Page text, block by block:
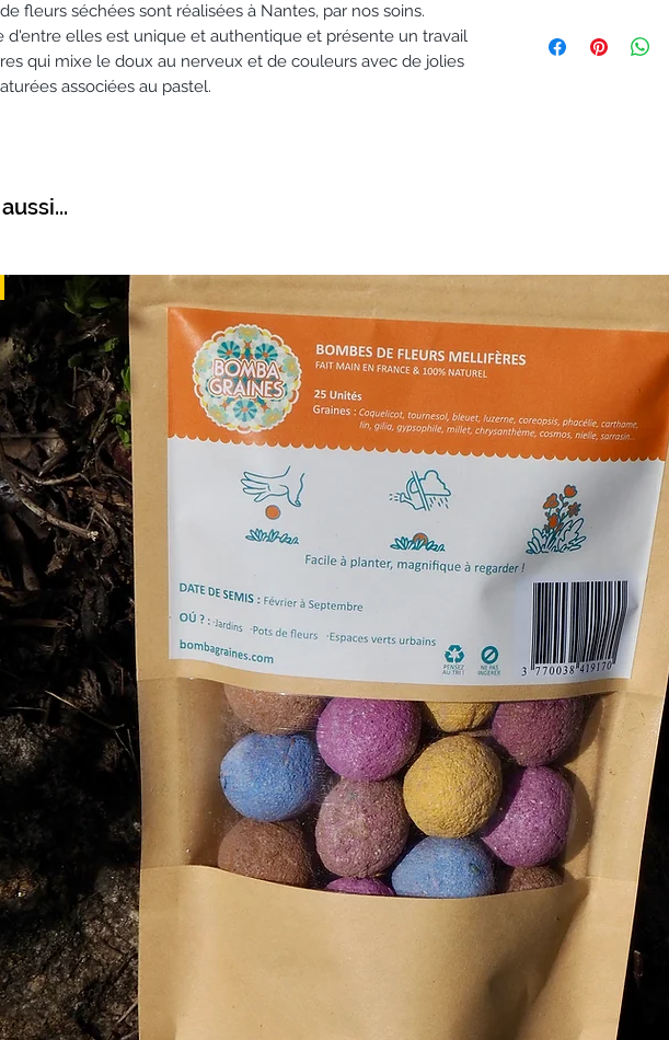
fleurs séchées sont réalisées à Nantes, par nos soins.
d'entre elles est unique et authentique et présente un travail
qui mixe le doux au nerveux et de couleurs avec de jolies
associées au pastel.
0 à 3 km : 8 €
3 à 6 km : 15 €
Informations sur
L’Atelier de Brice
fraîches),
délais
soit2 à 4 jours
Livraison
Tout savoir sur la
Diamètre : 6cm